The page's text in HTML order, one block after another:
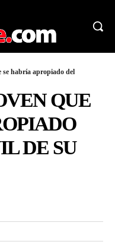
se habría apropiado del
QUE
DE SU